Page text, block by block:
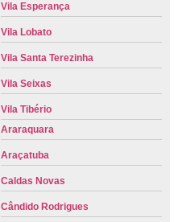
Vila Esperança
Vila Lobato
Vila Santa Terezinha
Vila Seixas
Vila Tibério
Araraquara
Araçatuba
Caldas Novas
Cândido Rodrigues